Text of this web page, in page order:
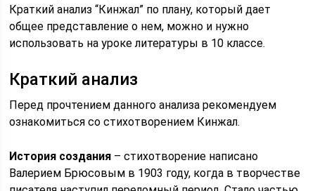
Краткий анализ “Кинжал” по плану, который дает
общее представление о нем, можно и нужно
использовать на уроке литературы в 10 классе.
Краткий анализ
Перед прочтением данного анализа рекомендуем
ознакомиться со стихотворением Кинжал.
История создания – стихотворение написано
Валерием Брюсовым в 1903 году, когда в творчестве